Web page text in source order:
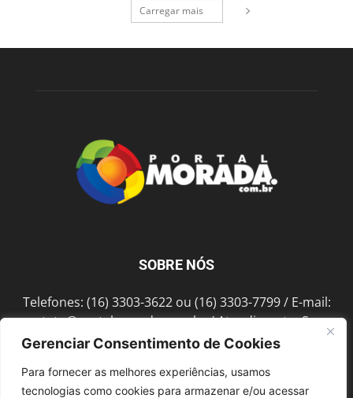
Gerenciar Consentimento de Cookies
Para fornecer as melhores experiências, usamos
tecnologias como cookies para armazenar e/ou acessar
Carregar mais
SOBRE NÓS
Telefones: (16) 3303-3622 ou (16) 3303-7799 / E-mail:
contato@portalmorada.com.br/ Atendimento: Seg a
Sex das 8h às 18h / Endereço: Av. Bento de Abreu, 889